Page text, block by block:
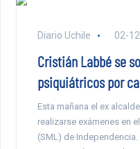
Diario Uchile 02-
Cristián Labbé se
psiquiátricos por
Esta mañana el ex
realizarse exámenes en
(SML) de